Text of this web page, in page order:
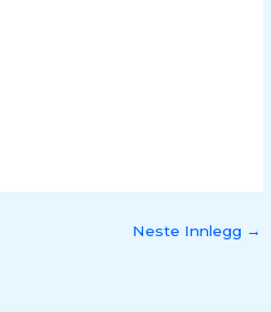
Neste Innlegg →